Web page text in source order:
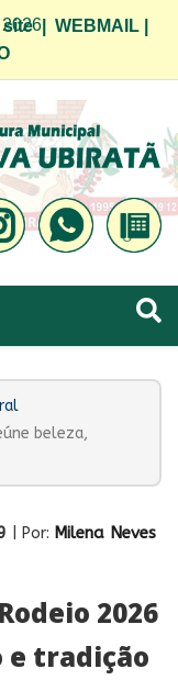
2026
site| WEBMAIL
beleza,
| Por: Milena Neves
2026
e tradição